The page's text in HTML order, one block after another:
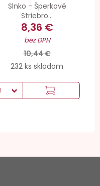
Slnko - Šperkové
Striebro...
8,36 €
bez DPH
10,44 €
232 ks skladom